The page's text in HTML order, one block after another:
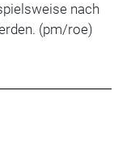
nach
(pm/roe)